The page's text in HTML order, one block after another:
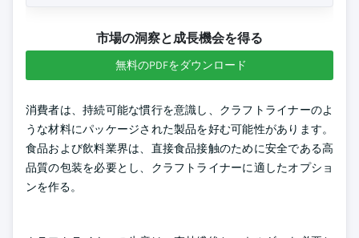
市場の洞察と成長機会を得る
無料のPDFをダウンロード
消費者は、持続可能な慣行を意識し、クラフトライナーのよ
うな材料にパッケージされた製品を好む可能性があります。
食品および飲料業界は、直接食品接触のために安全である高
品質の包装を必要とし、クラフトライナーに適したオプショ
ンを作る。